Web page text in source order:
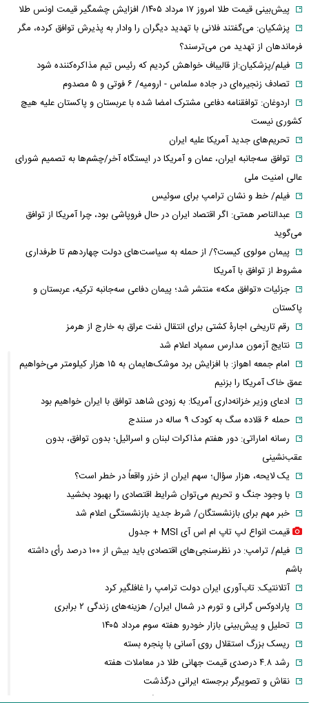
پیش‌بینی قیمت طلا امروز ۱۷ مرداد ۱۴۰۵/ افزایش چشمگیر قیمت اونس طلا
پزشکیان: می‌گفتند فلانی با تهدید دیگران را وادار به پذیرش توافق کرده، مگر
فرماندهان از تهدید من می‌ترسند؟
فیلم/پزشکیان:از قالیباف خواهش کردیم که رئیس تیم مذاکره‌کننده شود
تصادف زنجیره‌ای در جاده سلماس - ارومیه/ ۶ فوتی و ۵ مصدوم
اردوغان: توافقنامه دفاعی مشترک امضا شده با عربستان و پاکستان علیه هیچ
کشوری نیست
تحریم‌های جدید آمریکا علیه ایران
توافق سه‌جانبه ایران، عمان و آمریکا در ایستگاه آخر/چشم‌ها به تصمیم شورای
عالی امنیت ملی
فیلم/ خط و نشان ترامپ برای سوئیس
عبدالناصر همتی: اگر اقتصاد ایران در حال فروپاشی بود، چرا آمریکا از توافق
می‌گوید
پیمان مولوی کیست؟/ از حمله به سیاست‌های دولت چهاردهم تا طرفداری
مشروط از توافق با آمریکا
جزئیات «توافق مکه» منتشر شد؛ پیمان دفاعی سه‌جانبه ترکیه، عربستان و
پاکستان
رقم تاریخی اجارۀ کشتی برای انتقال نفت عراق به خارج از هرمز
نتایج آزمون مدارس سمپاد اعلام شد
امام‌ جمعه اهواز: با افزایش برد موشک‌هایمان به ۱۵ هزار کیلومتر می‌خواهیم
عمق خاک آمریکا را بزنیم
ادعای وزیر خزانه‌داری آمریکا: به زودی شاهد توافق با ایران خواهیم بود
حمله ۶ قلاده سگ به کودک ۹ ساله در سنندج
رسانه اماراتی: دور هفتم مذاکرات لبنان و اسرائیل؛ بدون توافق، بدون
عقب‌نشینی
یک لایحه، هزار سؤال؛ سهم ایران از خزر واقعاً در خطر است؟
با وجود جنگ و تحریم می‌توان شرایط اقتصادی را بهبود بخشید
خبر مهم برای بازنشستگان/ شرط جدید بازنشستگی اعلام شد
قیمت انواع لپ تاپ ام اس آی MSI + جدول
فیلم/ ترامپ: در نظرسنجی‌های اقتصادی باید بیش از ۱۰۰ درصد رأی داشته
باشم
آتلانتیک: تاب‌آوری ایران دولت ترامپ را غافلگیر کرد
پارادوکس گرانی و تورم در شمال ایران/ هزینه‌های زندگی ۲ برابری
تحلیل و پیش‌بینی بازار خودرو هفته سوم مرداد ۱۴۰۵
ریسک بزرگ استقلال روی آسانی با پنجره بسته
رشد ۴.۸ درصدی قیمت جهانی طلا در معاملات هفته
نقاش و تصویرگر برجسته ایرانی درگذشت